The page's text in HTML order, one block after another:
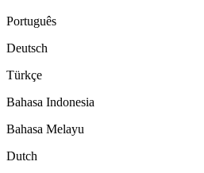
Português
Deutsch
Türkçe
Bahasa Indonesia
Bahasa Melayu
Dutch